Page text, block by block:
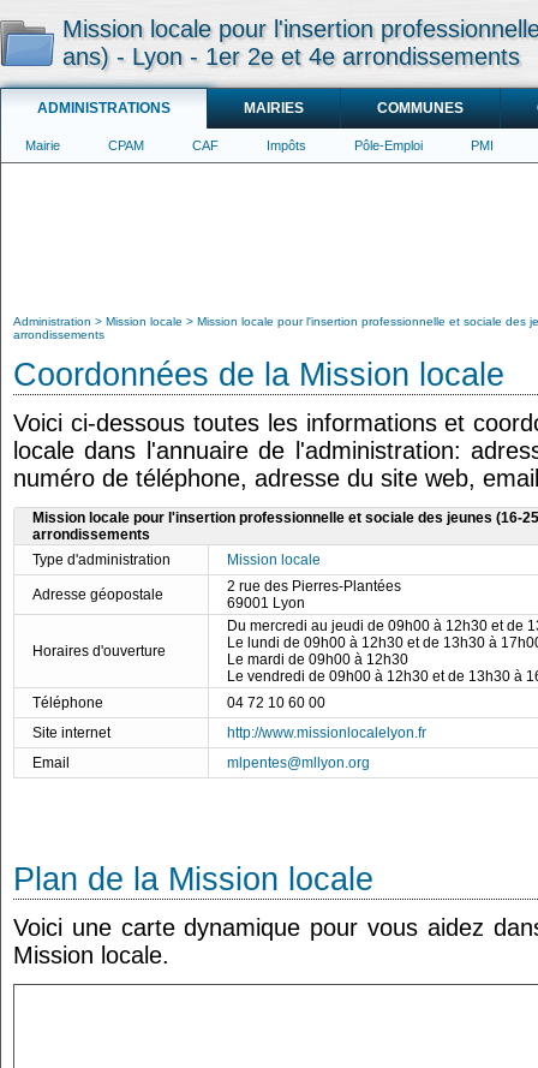
Mission locale pour l'insertion
ans) - Lyon - 1er 2e et 4e arrondissements
ADMINISTRATIONS MAIRIES COMMUNES
Mairie CPAM CAF Impôts Pôle-Emploi PMI
Administration Mission locale
Mission locale pour l'insertion professionnelle et sociale des
arrondissements
Coordonnées de la Mission locale
Voici ci-dessous toutes les informations et
locale dans l'annuaire de l'administration:
numéro de téléphone, adresse du site web,
Mission locale pour l'insertion professionnelle et sociale des jeunes (16-
arrondissements
Type d'administration
Mission locale
Adresse géopostale
2 rue des Pierres-Plantées
69001 Lyon
Horaires d'ouverture
Du mercredi au jeudi de 09h00 à 12h30 et de
Le lundi de 09h00 à 12h30 et de 13h30 à
Le mardi de 09h00 à 12h30
Le vendredi de 09h00 à 12h30 et de 13h30 à
Téléphone
04 72 10 60 00
Site internet
http://www.missionlocalelyon.fr
Email
mlpentes@mllyon.org
Plan de la Mission locale
Voici une carte dynamique pour vous aidez
Mission locale.